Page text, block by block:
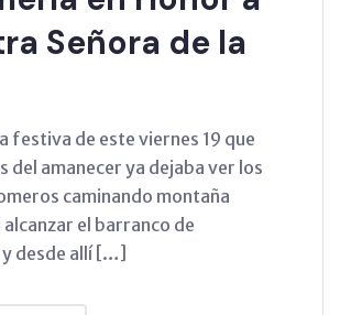
Señora de la
festiva de este viernes 19 que
del amanecer ya dejaba ver los
caminando montaña
el barranco de
desde allí […]